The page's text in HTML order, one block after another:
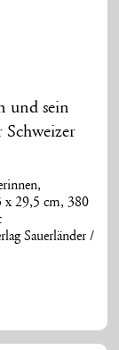
und sein
x 29,5 cm, 380
Sauerländer /